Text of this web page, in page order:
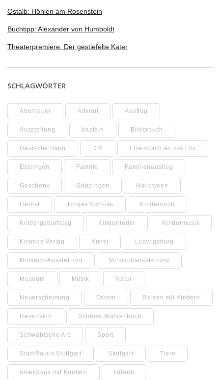
Ostalb: Höhlen am Rosenstein
Buchtipp: Alexander von Humboldt
Theaterpremiere: Der gestiefelte Kater
SCHLAGWÖRTER
Abenteuer Advent Ausflug
Ausstellung basteln Bilderbuch
Deutsche Bahn DIY Ebersbach an der Fils
Esslingen Familie Familienausflug
Geschenk Göppingen Halloween
Herbst Junges Schloss Kinderbuch
Kindergeburtstag Kinderlieder Kindermusik
Kosmos Verlag Kunst Ludwigsburg
Mitmach-Ausstellung Mitmachausstellung
Museum Musik Natur
Neuerscheinung Ostern Reisen mit Kindern
Rezension Schloss Waldenbuch
Schwäbische Alb Sport
StadtPalais Stuttgart Stuttgart Tiere
unterwegs mit Kindern Urlaub